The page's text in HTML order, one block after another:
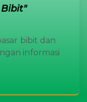
bibit dan
informasi